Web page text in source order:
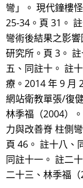
彎」。 現代鐘樓
25-34。頁 31。
彎術後結果之影
研究所。頁 3。
五、同註十。 註
療。2014 年 9
網站衛教單張/復
林季福（2004）
力與改善脊 柱側
頁 46。 註十八、
同註十一。 註二
二十三、林季福（